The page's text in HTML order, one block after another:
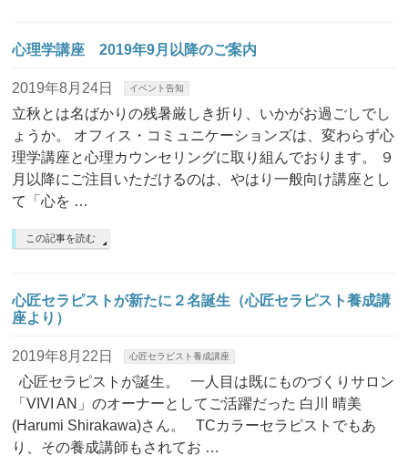
心理学講座 2019年9月以降のご案内
2019年8月24日 イベント告知
立秋とは名ばかりの残暑厳しき折り、いかがお過ごしでし
ょうか。 オフィス・コミュニケーションズは、変わらず心
理学講座と心理カウンセリングに取り組んでおります。 ９
月以降にご注目いただけるのは、やはり一般向け講座とし
て「心を …
この記事を読む
心匠セラピストが新たに２名誕生（心匠セラピスト養成講
座より）
2019年8月22日 心匠セラピスト養成講座
心匠セラピストが誕生。 一人目は既にものづくりサロン
「VIVI AN」のオーナーとしてご活躍だった 白川 晴美
(Harumi Shirakawa)さん。 TCカラーセラピストでもあ
り、その養成講師もされてお …